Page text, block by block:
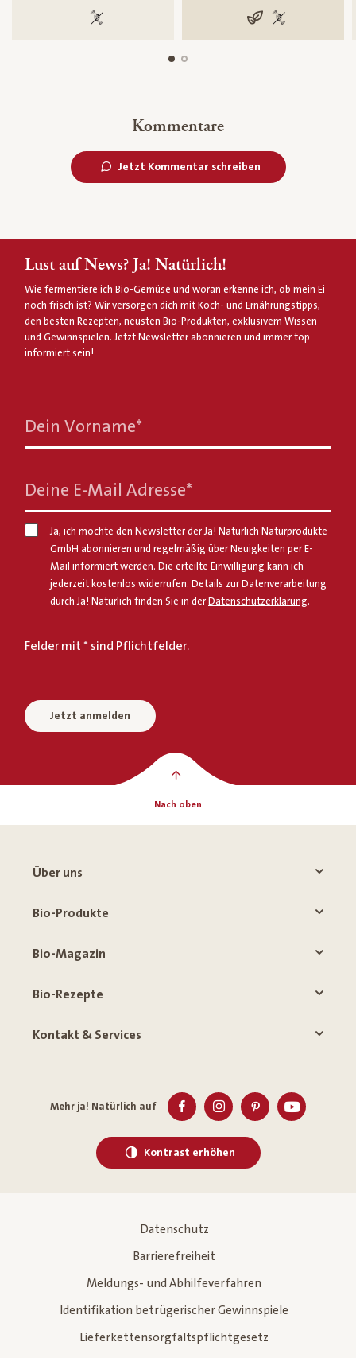
100 % gentechnikfrei vegan100 %
Kommentare
Jetzt Kommentar schreiben
Lust auf News? Ja! Natürlich!
Wie fermentiere ich Bio-Gemüse und woran erkenne ich, ob mein Ei
noch frisch ist? Wir versorgen dich mit Koch- und Ernährungstipps,
den besten Rezepten, neusten Bio-Produkten, exklusivem Wissen
und Gewinnspielen. Jetzt Newsletter abonnieren und immer top
informiert sein!
Dein Vorname*
Deine E-Mail Adresse*
Ja, ich möchte den Newsletter der Ja! Natürlich Naturprodukte
GmbH abonnieren und regelmäßig über Neuigkeiten per E-
Mail informiert werden. Die erteilte Einwilligung kann ich
jederzeit kostenlos widerrufen. Details zur Datenverarbeitung
durch Ja! Natürlich finden Sie in der Datenschutzerklärung.
Felder mit * sind Pflichtfelder.
Jetzt anmelden
Nach oben
Über uns
Bio-Produkte
Bio-Magazin
Bio-Rezepte
Kontakt & Services
Mehr ja! Natürlich auf
Kontrast erhöhen
Datenschutz
Barrierefreiheit
Meldungs- und Abhilfeverfahren
Identifikation betrügerischer Gewinnspiele
Lieferkettensorgfaltspflichtgesetz